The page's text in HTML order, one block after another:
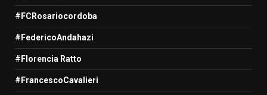
#FCRosariocordoba
#FedericoAndahazi
#Florencia Ratto
#FrancescoCavalieri